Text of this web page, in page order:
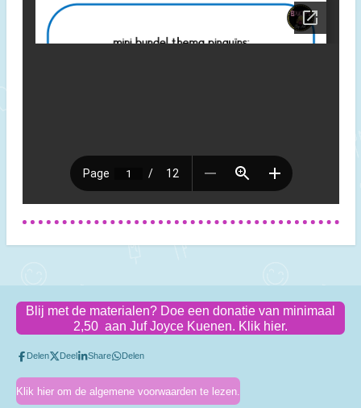
Blij met de materialen? Doe een donatie van minimaal
2,50 aan Juf Joyce Kuenen. Klik hier.
Delen Deel Share Delen
Klik hier om de algemene voorwaarden te lezen.